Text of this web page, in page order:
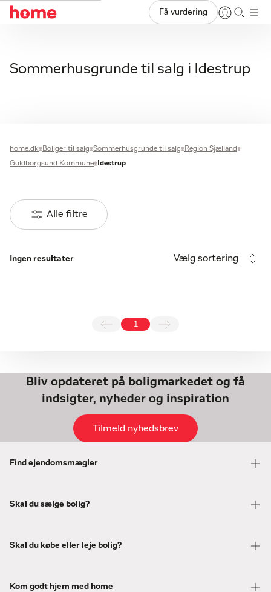
Få vurdering
Sommerhusgrunde til salg i Idestrup
home.dk Boliger til salg Sommerhusgrunde til salg
Region Sjælland
Guldborgsund Kommune
Idestrup
Alle filtre
Ingen resultater Vælg sortering
Bliv opdateret på boligmarkedet og få
indsigter, nyheder og inspiration
Tilmeld nyhedsbrev
Find ejendomsmægler
Skal du sælge bolig?
Skal du købe eller leje bolig?
Kom godt hjem med home